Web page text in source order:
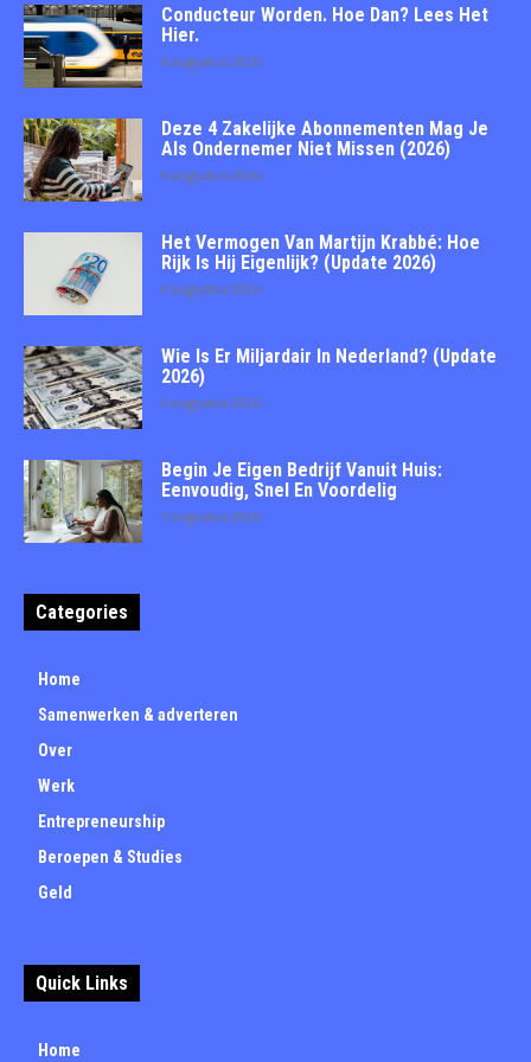
Conducteur Worden. Hoe Dan? Lees Het
Hier.
9 augustus 2026
Deze 4 Zakelijke Abonnementen Mag Je
Als Ondernemer Niet Missen (2026)
9 augustus 2026
Het Vermogen Van Martijn Krabbé: Hoe
Rijk Is Hij Eigenlijk? (Update 2026)
9 augustus 2026
Wie Is Er Miljardair In Nederland? (Update
2026)
9 augustus 2026
Begin Je Eigen Bedrijf Vanuit Huis:
Eenvoudig, Snel En Voordelig
7 augustus 2026
Categories
Home
Samenwerken & adverteren
Over
Werk
Entrepreneurship
Beroepen & Studies
Geld
Quick Links
Home